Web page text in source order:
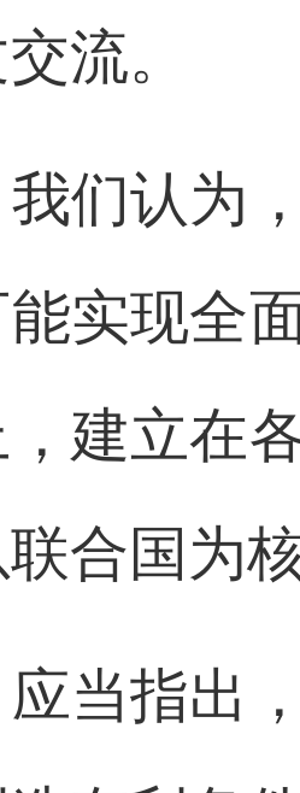
流。
认为，
实现全
建立在
合国为
指出，